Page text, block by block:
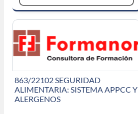
863/22102 SEGURIDAD
ALIMENTARIA: SISTEMA APPCC Y
ALERGENOS